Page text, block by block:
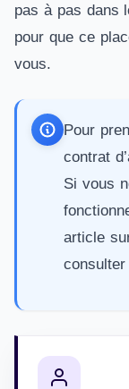
pas à pas dans
pour que ce
vous.
Pour
contrat d’
Si vous
article